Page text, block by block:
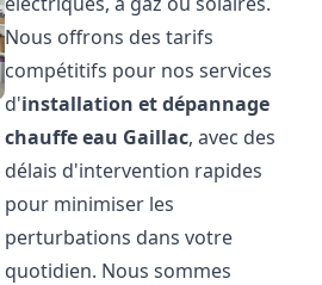
Nous offrons des tarifs
compétitifs pour nos services
d'installation et dépannage
chauffe eau Gaillac, avec des
délais d'intervention rapides
pour minimiser les
perturbations dans votre
quotidien. Nous sommes